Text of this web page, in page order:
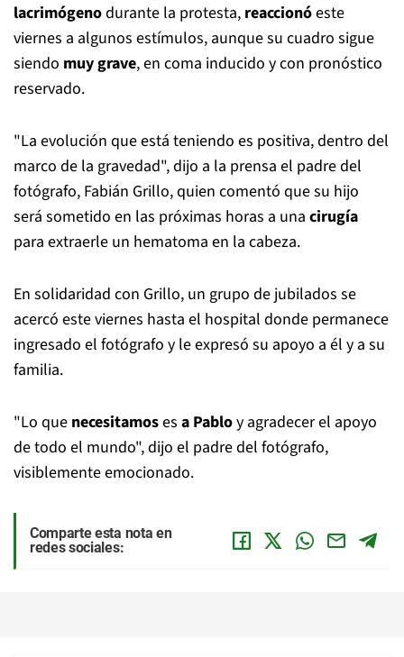
lacrimógenodurante la protesta, reaccionóeste
viernes a algunos estímulos, aunque su cuadro sigue
siendo muy grave, en coma inducido y con pronóstico
reservado.
"La evolución que está teniendo es positiva, dentro del
marco de la gravedad", dijo a la prensa el padre del
fotógrafo, Fabián Grillo, quien comentó que su hijo
será sometido en las próximas horas a una cirugía
para extraerle un hematoma en la cabeza.
En solidaridad con Grillo, un grupo de jubilados se
acercó este viernes hasta el hospital donde permanece
ingresado el fotógrafo y le expresó su apoyo a él y a su
familia.
"Lo que necesitamoses a Pabloy agradecer el apoyo
de todo el mundo", dijo el padre del fotógrafo,
visiblemente emocionado.
Comparte esta nota en
redes sociales: